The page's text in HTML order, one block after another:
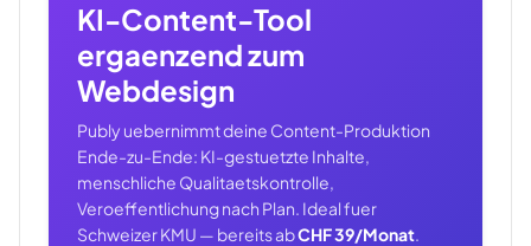
KI-Content-Tool
ergaenzend zum
Webdesign
Publy uebernimmt deine Content-Produktion
Ende-zu-Ende: KI-gestuetzte Inhalte,
menschliche Qualitaetskontrolle,
Veroeffentlichung nach Plan. Ideal fuer
Schweizer KMU — bereits abCHF 39/Monat.